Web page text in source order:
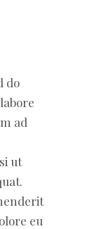
do
ad
ut
eu